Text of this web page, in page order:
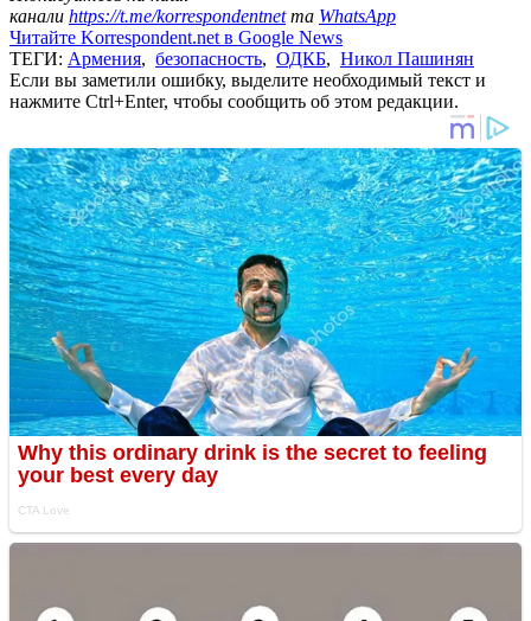
канали https://t.me/korrespondentnetта WhatsApp
Читайте Korrespondent.net в Google News
ТЕГИ: Армения, безопасность, ОДКБ, Никол Пашинян
Если вы заметили ошибку, выделите необходимый текст и
нажмите Ctrl+Enter, чтобы сообщить об этом редакции.